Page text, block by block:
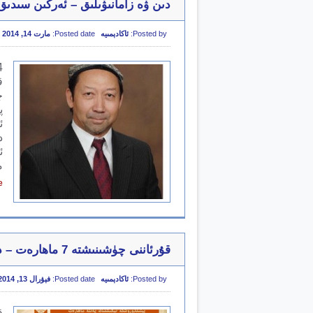
دىن ۋە زامانىۋىلىق – ئەركىن
Posted by: ئاكادېمىيە Posted date: مارت 14, 2014
قۇرئاننى چۈشىنىشتە 7 ماھارەت – در. بىلال فىلپس
Posted by: ئاكادېمىيە Posted date: فېۋرال 13, 2014